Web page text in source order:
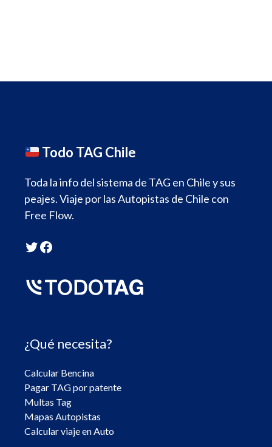
Todo TAG Chile
Toda la info del sistema de TAG en Chile y sus
peajes. Viaje por las Autopistas de Chile con
Free Flow.
Twitter
Facebook
¿Qué necesita?
Calcular Bencina
Pagar TAG por patente
Multas Tag
Mapas Autopistas
Calcular viaje en Auto